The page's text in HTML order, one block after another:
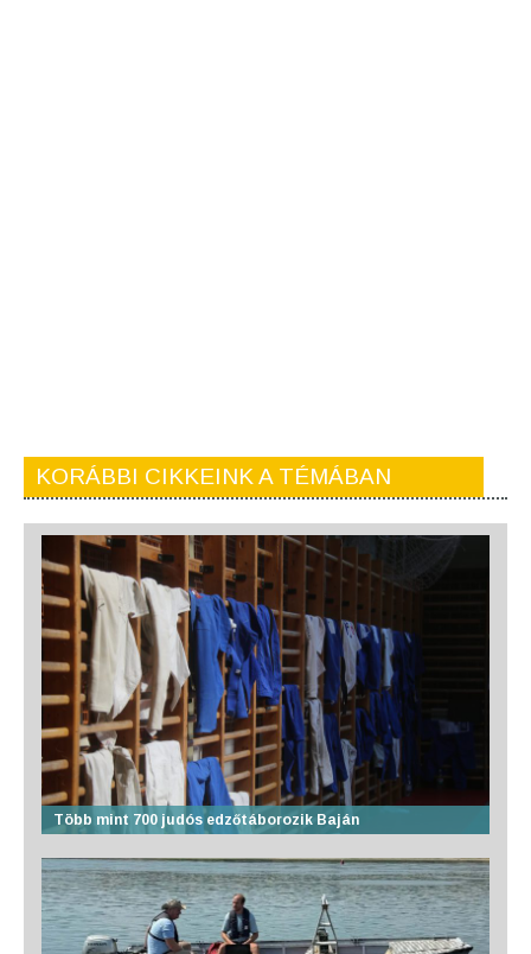
KORÁBBI CIKKEINK A TÉMÁBAN
Több mint 700 judós edzőtáborozik Baján